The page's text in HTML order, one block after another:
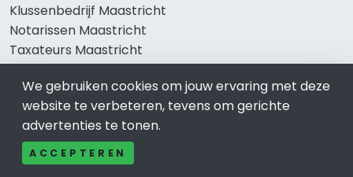
Klussenbedrijf Maastricht
Notarissen Maastricht
Taxateurs Maastricht
Schoonmaakbedrijf Maastricht
Makelaars Maastricht
Onze producten
We gebruiken cookies om jouw ervaring met deze
website te verbeteren, tevens om gerichte
advertenties te tonen.
ACCEPTEREN